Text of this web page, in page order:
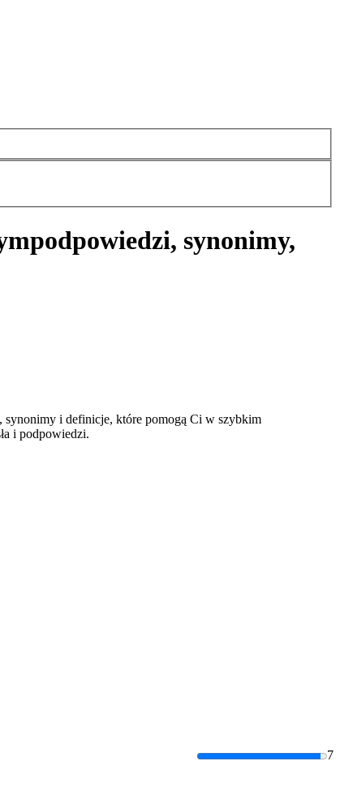
podpowiedzi, synonimy,
synonimy i definicje, które pomogą Ci w szybkim
i podpowiedzi.
7